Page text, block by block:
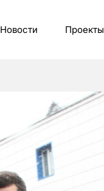
Новости Проекты